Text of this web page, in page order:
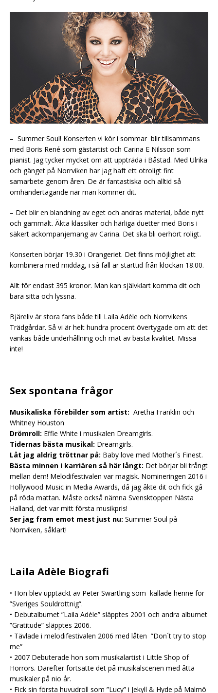
– Summer Soul! Konserten vi kör i sommar blir tillsammans
med Boris René som gästartist och Carina E Nilsson som
pianist. Jag tycker mycket om att uppträda i Båstad. Med Ulrika
och gänget på Norrviken har jag haft ett otroligt fint
samarbete genom åren. De är fantastiska och alltid så
omhändertagande när man kommer dit.
– Det blir en blandning av eget och andras material, både nytt
och gammalt. Äkta klassiker och härliga duetter med Boris i
säkert ackompanjemang av Carina. Det ska bli oerhört roligt.
Konserten börjar 19.30 i Orangeriet. Det finns möjlighet att
kombinera med middag, i så fall är starttid från klockan 18.00.
Allt för endast 395 kronor. Man kan självklart komma dit och
bara sitta och lyssna.
Bjäreliv är stora fans både till Laila Adèle och Norrvikens
Trädgårdar. Så vi är helt hundra procent övertygade om att det
vankas både underhållning och mat av bästa kvalitet. Missa
inte!
Sex spontana frågor
Musikaliska förebilder som artist: Aretha Franklin och
Whitney Houston
Drömroll: Effie White i musikalen Dreamgirls.
Tidernas bästa musikal: Dreamgirls.
Låt jag aldrig tröttnar på: Baby love med Mother´s Finest.
Bästa minnen i karriären så här långt: Det börjar bli trångt
mellan dem! Melodifestivalen var magisk. Nomineringen 2016 i
Hollywood Music in Media Awards, då jag åkte dit och fick gå
på röda mattan. Måste också nämna Svensktoppen Nästa
Halland, det var mitt första musikpris!
Ser jag fram emot mest just nu: Summer Soul på
Norrviken, såklart!
Laila Adèle Biografi
• Hon blev upptäckt av Peter Swartling som kallade henne för
”Sveriges Souldrottnig”.
• Debutalbumet ”Laila Adèle” släpptes 2001 och andra albumet
”Gratitude” släpptes 2006.
• Tävlade i melodifestivalen 2006 med låten ”Don´t try to stop
me”
• 2007 Debuterade hon som musikalartist i Little Shop of
Horrors. Därefter fortsatte det på musikalscenen med åtta
musikaler på nio år.
• Fick sin första huvudroll som ”Lucy” i Jekyll & Hyde på Malmö